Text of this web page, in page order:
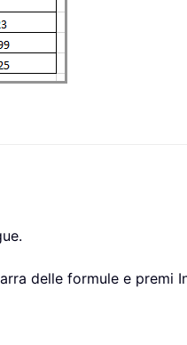
delle formule e premi